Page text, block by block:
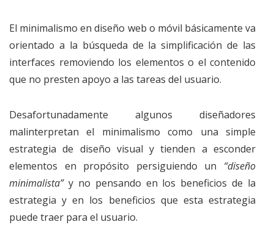
El minimalismo en diseño web o móvil básicamente va
orientado a la búsqueda de la simplificación de las
interfaces removiendo los elementos o el contenido
que no presten apoyo a las tareas del usuario.
Desafortunadamente algunos diseñadores
malinterpretan el minimalismo como una simple
estrategia de diseño visual y tienden a esconder
elementos en propósito persiguiendo un “diseño
minimalista”y no pensando en los beneficios de la
estrategia y en los beneficios que esta estrategia
puede traer para el usuario.